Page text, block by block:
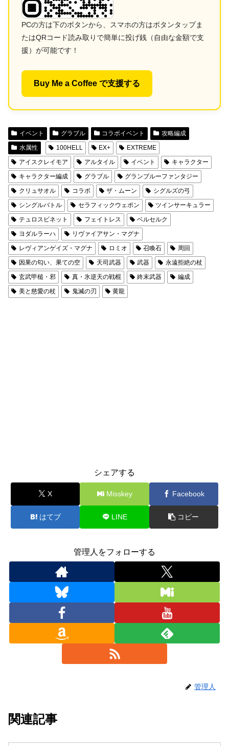
PCの方は下のボタンから、スマホの方はボタンタップま
たはQRコード読み取りで簡単に投げ銭（自由な金額で支
援）が可能です！
Buy Me a Coffee で支援する
イベント グラブル コラボイベント
攻略編成
水属性
100HELL EX+
EXTREME
アイスクレイモア
アルタイル イベント
キャラクター
キャラクター編成
グラブル
グランブルーファンタジー
クリュサオル
コラボ ザ・ムーン
シグルズの弓
シングルバトル
セラフィックウェポン
ツインサーキュラー
テュロスビネット
フェイトレス
ベルセルク
ヨダルラーハ
リヴァイアサン・マグナ
レヴィアンゲイズ・マグナ
ロミオ 召喚石
周回
因果の匂い、果ての空
天司武器 武器
永遠拒絶の杖
玄武甲槌・邪
真・氷逆天の戦棍 終末武器
編成
美と慈愛の杖
鬼滅の刃 黄龍
シェアする
X Misskey Facebook
はてブ LINE コピー
管理人をフォローする
管理人
関連記事